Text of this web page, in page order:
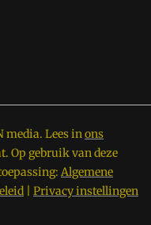
media. Lees inons
Op gebruik van deze
Algemene
Privacy instellingen